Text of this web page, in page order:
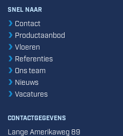
SNEL NAAR
Contact
Productaanbod
Vloeren
Referenties
Ons team
Nieuws
Vacatures
CONTACTGEGEVENS
Lange Amerikaweg 89